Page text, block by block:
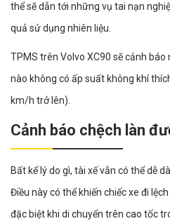
thể sẽ dẫn tới những vụ tai nạn
quả sử dụng nhiên liệu.
TPMS trên Volvo XC90 sẽ cảnh báo
nào không có ấp suất không khí
km/h trở lên).
Cảnh báo chệch làn
Bất kể lý do gì, tài xế vẫn có thể dễ
Điều này có thể khiến chiếc xe đi
đặc biệt khi di chuyển trên cao tốc